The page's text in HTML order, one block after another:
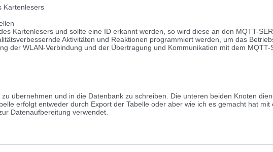
Kartenlesers
Kartenlesers und sollte eine ID erkannt werden, so wird diese an den MQTT-
Aktivitäten und Reaktionen programmiert werden, um das
der WLAN-Verbindung und der Übertragung und Kommunikation mit dem MQTT-
übernehmen und in die Datenbank zu schreiben. Die unteren beiden Knoten
erfolgt entweder durch Export der Tabelle oder aber wie ich es gemacht hat
Datenaufbereitung verwendet.